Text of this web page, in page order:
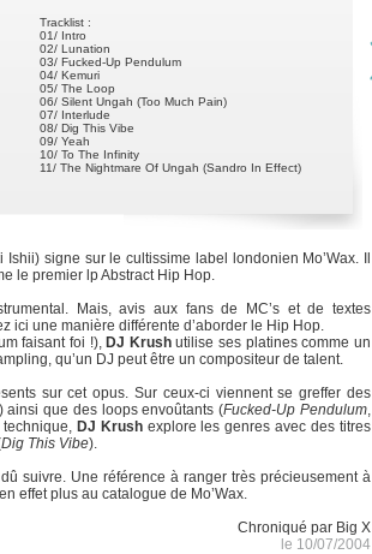
Tracklist :
01/ Intro
02/ Lunation
03/ Fucked-Up Pendulum
04/ Kemuri
05/ The Loop
06/ Silent Ungah (Too Much Pain)
07/ Interlude
08/ Dig This Vibe
09/ Yeah
10/ To The Infinity
11/ The Nightmare Of Ungah (Sandro In Effect)
signe sur le cultissime label londonien Mo’Wax. Il
le premier lp Abstract Hip Hop.
Mais, avis aux fans de MC’s et de textes
ici une manière différente d’aborder le Hip Hop.
faisant foi !), DJ Krushutilise ses platines comme un
qu’un DJ peut être un compositeur de talent.
sur cet opus. Sur ceux-ci viennent se greffer des
) ainsi que des loops envoûtants (Fucked-Up Pendulum,
DJ Krushexplore les genres avec des titres
Dig This Vibe).
suivre. Une référence à ranger très précieusement à
effet plus au catalogue de Mo’Wax.
Chroniqué par Big X
le 10/07/2004